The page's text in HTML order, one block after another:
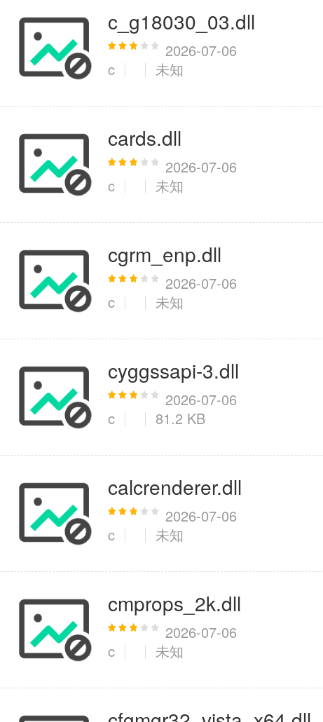
c_g18030_03.dll
2026-07-06
c
未知
cards.dll
2026-07-06
c
未知
cgrm_enp.dll
2026-07-06
c
未知
cyggssapi-3.dll
2026-07-06
c
81.2 KB
calcrenderer.dll
2026-07-06
c
未知
cmprops_2k.dll
2026-07-06
c
未知